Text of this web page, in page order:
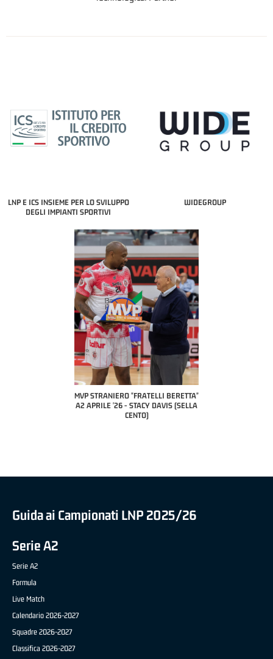
LNP E ICS INSIEME PER LO SVILUPPO
DEGLI IMPIANTI SPORTIVI
WIDEGROUP
MVP "FRATELLI BERETTA" SAMUEL
DILAS B NAZIONALE APRILE '26 -
MARCO RESTELLI (TAV TREVIGLIO
Guida ai Campionati LNP 2025/26
Serie A2
Serie A2
Formula
Live Match
Calendario 2026-2027
Squadre 2026-2027
Classifica 2026-2027